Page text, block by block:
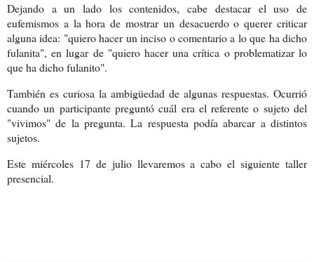
Dejando a un lado los contenidos, cabe destacar el uso de
eufemismos a la hora de mostrar un desacuerdo o querer criticar
alguna idea: "quiero hacer un inciso o comentario a lo que ha dicho
fulanita", en lugar de "quiero hacer una crítica o problematizar lo
que ha dicho fulanito".
También es curiosa la ambigüedad de algunas respuestas. Ocurrió
cuando un participante preguntó cuál era el referente o sujeto del
"vivimos" de la pregunta. La respuesta podía abarcar a distintos
sujetos.
Este miércoles 17 de julio llevaremos a cabo el siguiente taller
presencial.